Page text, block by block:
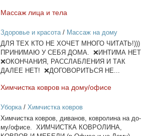
Мас­саж ли­ца и те­ла
Здоровье и красота/ Массаж на дому
ДЛЯ ТЕХ КТО НЕ ХОЧЕТ МНОГО ЧИТАТЬ!)))
ПРИНИМАЮ У СЕБЯ ДОМА. ❌ИНТИМА НЕТ
❌ОКОНЧАНИЯ, РАССЛАБЛЕНИЯ И ТАК
ДАЛЕЕ НЕТ! ❌ДОГОВОРИТЬСЯ НЕ...
Хим­чист­ка ков­ров на до­му/офи­се
Уборка/ Химчистка ковров
Хим­чист­ка ков­ров, ди­ва­нов, ков­ро­ли­на на до­
му/офи­се. ХИМЧИСТКА КОВРОЛИНА,